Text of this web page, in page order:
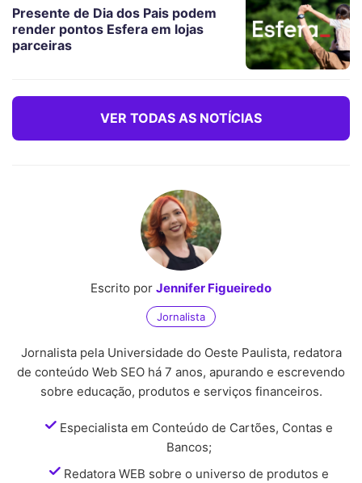
Presente de Dia dos Pais podem
render pontos Esfera em lojas
parceiras
VER TODAS AS NOTÍCIAS
Escrito por Jennifer Figueiredo
Jornalista
Jornalista pela Universidade do Oeste Paulista, redatora
de conteúdo Web SEO há 7 anos, apurando e escrevendo
sobre educação, produtos e serviços financeiros.
Especialista em Conteúdo de Cartões, Contas e
Bancos;
Redatora WEB sobre o universo de produtos e